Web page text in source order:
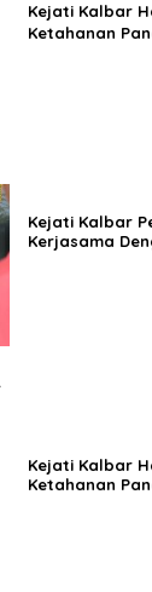
Kejati Kalbar
Ketahanan
Kejati Kalbar
Kerjasama
Kejati Kalbar
Ketahanan